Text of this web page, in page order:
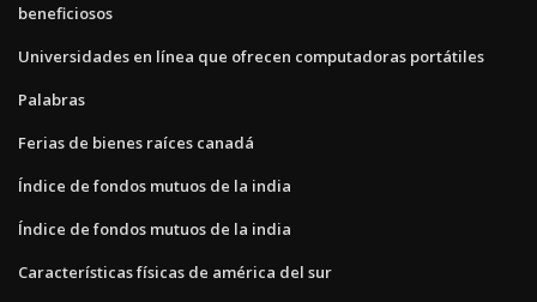
beneficiosos
Universidades en línea que ofrecen computadoras portátiles
Palabras
Ferias de bienes raíces canadá
Índice de fondos mutuos de la india
Índice de fondos mutuos de la india
Características físicas de américa del sur